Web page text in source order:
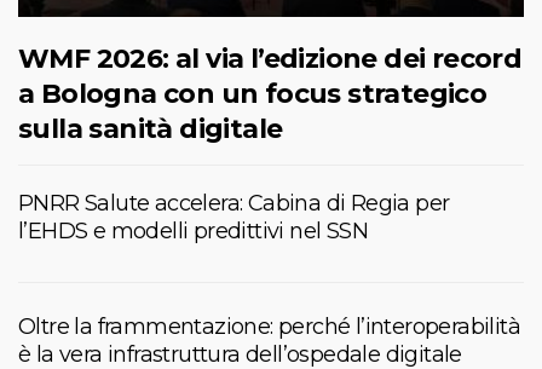
WMF 2026: al via l’edizione dei record
a Bologna con un focus strategico
sulla sanità digitale
PNRR Salute accelera: Cabina di Regia per
l’EHDS e modelli predittivi nel SSN
Oltre la frammentazione: perché l’interoperabilità
è la vera infrastruttura dell’ospedale digitale